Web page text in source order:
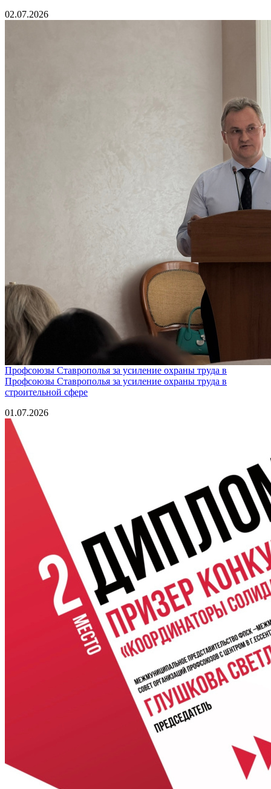
02.07.2026
Профсоюзы Ставрополья за усиление охраны труда в
Профсоюзы Ставрополья за усиление охраны труда в
строительной сфере
01.07.2026